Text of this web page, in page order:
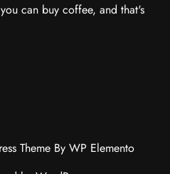
can buy coffee, and that's
Theme By WP Elemento